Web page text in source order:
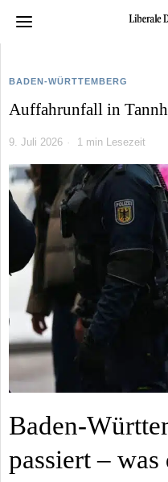
BADEN-WÜRTTEMBERG
Auffahrunfall in
9. Juli 2026 1 min Lesezeit
Baden-
passiert –